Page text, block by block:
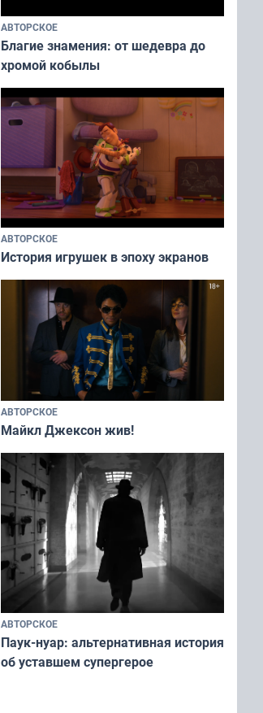
АВТОРСКОЕ
Благие знамения: от шедевра до
хромой кобылы
АВТОРСКОЕ
История игрушек в эпоху экранов
АВТОРСКОЕ
Майкл Джексон жив!
АВТОРСКОЕ
Паук-нуар: альтернативная история
об уставшем супергерое